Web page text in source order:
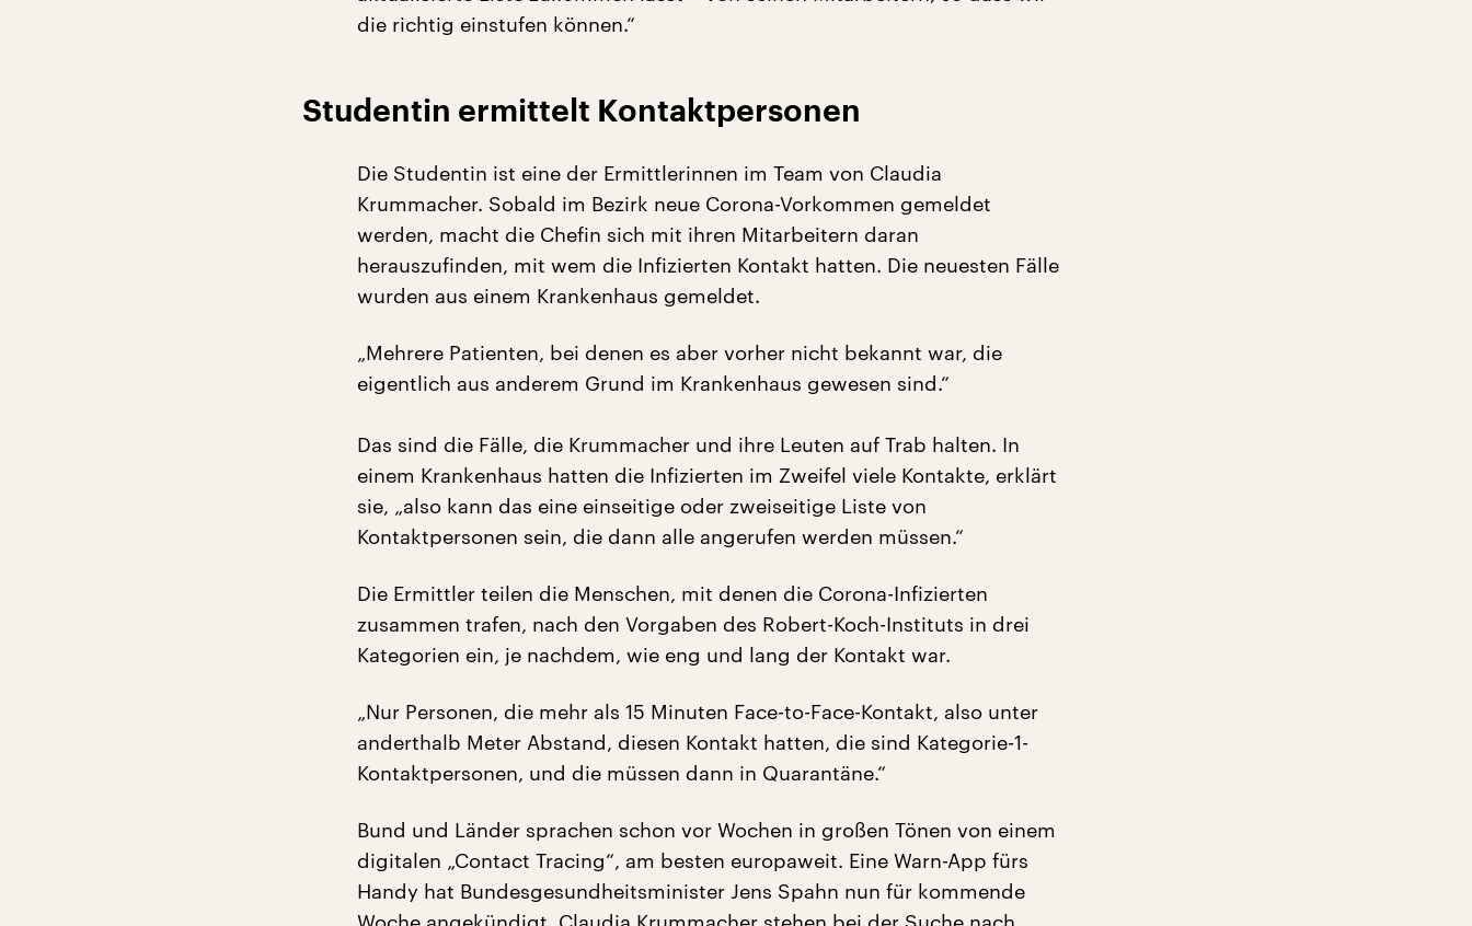
die richtig einstufen können.“
Studentin ermittelt Kontaktpersonen
Die Studentin ist eine der Ermittlerinnen im Team von Claudia
Krummacher. Sobald im Bezirk neue Corona-Vorkommen gemeldet
werden, macht die Chefin sich mit ihren Mitarbeitern daran
herauszufinden, mit wem die Infizierten Kontakt hatten. Die neuesten Fälle
wurden aus einem Krankenhaus gemeldet.
„Mehrere Patienten, bei denen es aber vorher nicht bekannt war, die
eigentlich aus anderem Grund im Krankenhaus gewesen sind.“
Das sind die Fälle, die Krummacher und ihre Leuten auf Trab halten. In
einem Krankenhaus hatten die Infizierten im Zweifel viele Kontakte, erklärt
sie, „also kann das eine einseitige oder zweiseitige Liste von
Kontaktpersonen sein, die dann alle angerufen werden müssen.“
Die Ermittler teilen die Menschen, mit denen die Corona-Infizierten
zusammen trafen, nach den Vorgaben des Robert-Koch-Instituts in drei
Kategorien ein, je nachdem, wie eng und lang der Kontakt war.
„Nur Personen, die mehr als 15 Minuten Face-to-Face-Kontakt, also unter
anderthalb Meter Abstand, diesen Kontakt hatten, die sind Kategorie-1-
Kontaktpersonen, und die müssen dann in Quarantäne.“
Bund und Länder sprachen schon vor Wochen in großen Tönen von einem
digitalen „Contact Tracing“, am besten europaweit. Eine Warn-App fürs
Handy hat Bundesgesundheitsminister Jens Spahn nun für kommende